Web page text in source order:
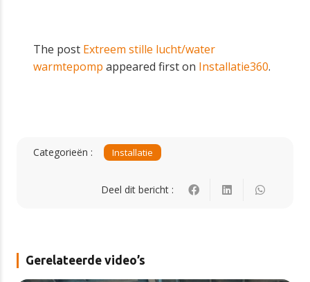
The post Extreem stille lucht/water
warmtepomp appeared first on Installatie360.
Categorieën : Installatie
Deel dit bericht :
Gerelateerde video’s